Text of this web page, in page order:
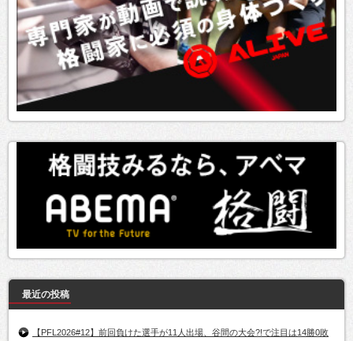
最近の投稿
【PFL2026#12】前回負けた選手が11人出場、谷間の大会?!で注目は14勝0敗